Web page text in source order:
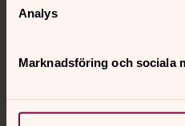
Analys
Marknadsföring och sociala
Sociala kanaler